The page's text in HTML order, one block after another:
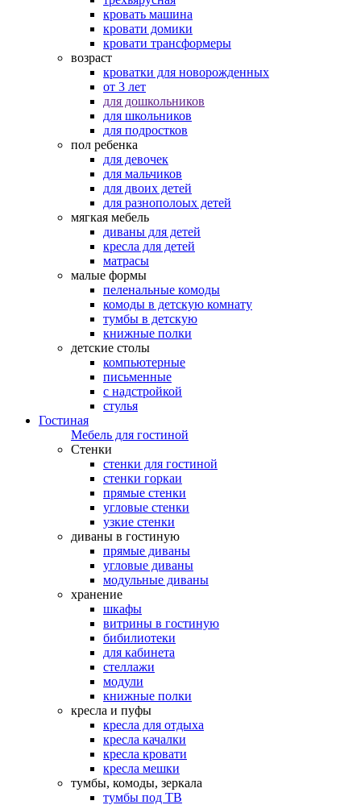
кровать машина
кровати домики
кровати трансформеры
возраст
кроватки для новорожденных
от 3 лет
для дошкольников
для школьников
для подростков
пол ребенка
для девочек
для мальчиков
для двоих детей
для разнополоых детей
мягкая мебель
диваны для детей
кресла для детей
матрасы
малые формы
пеленальные комоды
комоды в детскую комнату
тумбы в детскую
книжные полки
детские столы
компьютерные
письменные
с надстройкой
стулья
Гостиная
Мебель для гостиной
Стенки
стенки для гостиной
стенки горкаи
прямые стенки
угловые стенки
узкие стенки
диваны в гостиную
прямые диваны
угловые диваны
модульные диваны
хранение
шкафы
витрины в гостиную
бибилиотеки
для кабинета
стеллажи
модули
книжные полки
кресла и пуфы
кресла для отдыха
кресла качалки
кресла кровати
кресла мешки
тумбы, комоды, зеркала
тумбы под ТВ